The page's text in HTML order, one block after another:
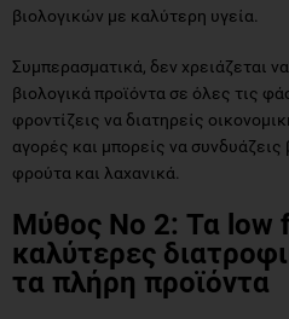
βιολογικών με καλύτερη υγεία.
Συμπερασματικά, δεν χρειάζεται
βιολογικά προϊόντα σε όλες τις
φροντίζεις να διατηρείς
αγορές και μπορείς να συνδυάζεις
φρούτα και λαχανικά.
Μύθος Νο 2: Τα low
καλύτερες
τα πλήρη προϊόντα